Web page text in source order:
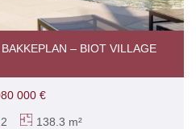
– BIOT VILLAGE
000 €
2 138.3 m²